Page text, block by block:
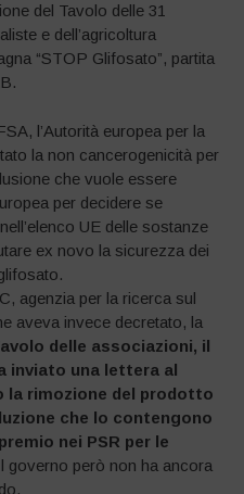
del Tavolo delle 31
e dell’agricoltura
“STOP Glifosato”, partita
l’Autorità europea per la
la non cancerogenicità per
che vuole essere
per decidere se
UE delle sostanze
ex novo la sicurezza dei
agenzia per la ricerca sul
aveva invece decretato, la
delle associazioni, il
inviato una lettera al
la rimozione del prodotto
che lo contengono
nei PSR per le
governo però non ha ancora